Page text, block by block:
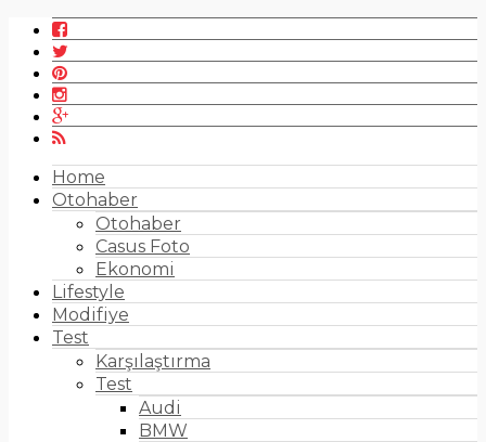
Home
Otohaber
Otohaber
Casus Foto
Ekonomi
Lifestyle
Modifiye
Test
Karşılaştırma
Test
Audi
BMW